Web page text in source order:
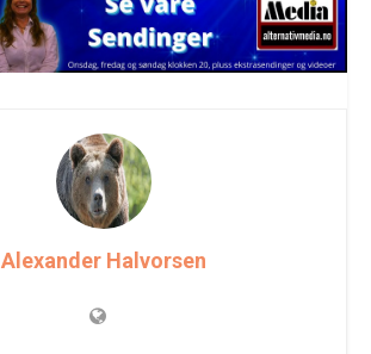
Alexander Halvorsen